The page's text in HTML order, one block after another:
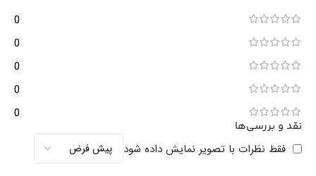
0
0
0
0
0
نقد و بررسی‌ها
فقط نظرات با تصویر نمایش داده شود